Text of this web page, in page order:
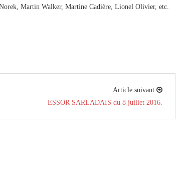
Martin Walker, Martine Cadière, Lionel Olivier, etc.
Article suivant
ESSOR SARLADAIS du 8 juillet 2016.